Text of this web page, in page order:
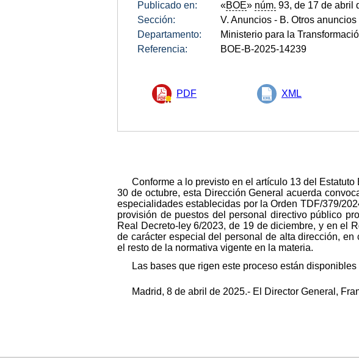
Publicado en: «BOE» núm. 93, de 17 de abril
Sección:
V. Anuncios - B. Otros
Departamento:
Ministerio para la
Referencia:
BOE-B-2025-14239
PDF XML
Conforme a lo previsto en el artículo 13 del
30 de octubre, esta Dirección General acuerda
especialidades establecidas por la Orden TDF/379/
provisión de puestos del personal directivo público
Real Decreto-ley 6/2023, de 19 de diciembre, y en el
de carácter especial del personal de alta dirección,
el resto de la normativa vigente en la materia.
Las bases que rigen este proceso están
Madrid, 8 de abril de 2025.- El Director General,